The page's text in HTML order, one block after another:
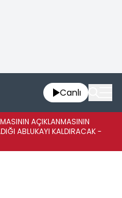
Canlı
AÇIKLANMASININ
ABLUKAYI KALDIRACAK -